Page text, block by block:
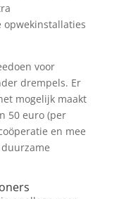
voor
drempels. Er
mogelijk maakt
50 euro (per
en mee